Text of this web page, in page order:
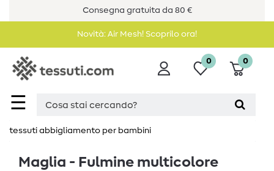
Consegna gratuita da 80 €
Novità: Air Mesh! Scoprilo ora!
☰
0 0
tessuti abbigliamento per bambini
Maglia - Fulmine multicolore